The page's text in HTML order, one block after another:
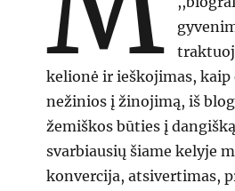
kelionė ir ieškojimas, kaip
nežinios į žinojimą, iš
žemiškos būties į
svarbiausių šiame kelyje
konvercija, atsivertimas,